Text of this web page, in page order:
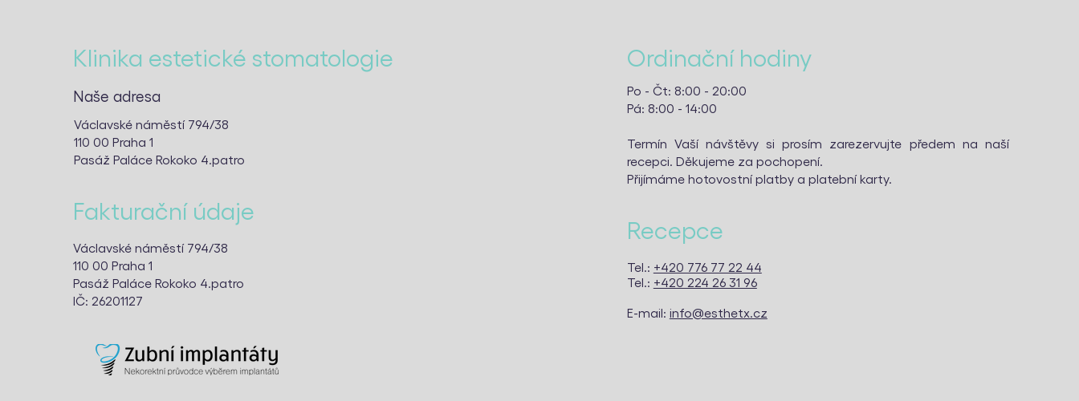
Klinika estetické stomatologie
Naše adresa
Václavské náměstí 794/38
110 00 Praha 1
Pasáž Paláce Rokoko 4.patro
Fakturační údaje
Václavské náměstí 794/38
110 00 Praha 1
Pasáž Paláce Rokoko 4.patro
IČ: 26201127
Ordinační hodiny
Po - Čt: 8:00 - 20:00
Pá: 8:00 - 14:00
Termín Vaší návštěvy si prosím zarezervujte předem na naší
recepci. Děkujeme za pochopení.
Přijímáme hotovostní platby a platební karty.
Recepce
Tel.: +420 776 77 22 44
Tel.: +420 224 26 31 96
E-mail: info@esthetx.cz